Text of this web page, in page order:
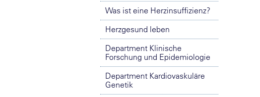
Was ist eine Herzinsuffizienz?
Herzgesund leben
Department Klinische
Forschung und Epidemiologie
Department Kardiovaskuläre
Genetik